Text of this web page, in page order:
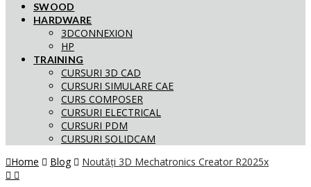
SWOOD
HARDWARE
3DCONNEXION
HP
TRAINING
CURSURI 3D CAD
CURSURI SIMULARE CAE
CURS COMPOSER
CURSURI ELECTRICAL
CURSURI PDM
CURSURI SOLIDCAM
Home
Blog Noutăți 3D Mechatronics Creator R2025x